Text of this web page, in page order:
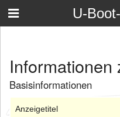
U-
Informationen
Basisinformationen
Anzeigetitel